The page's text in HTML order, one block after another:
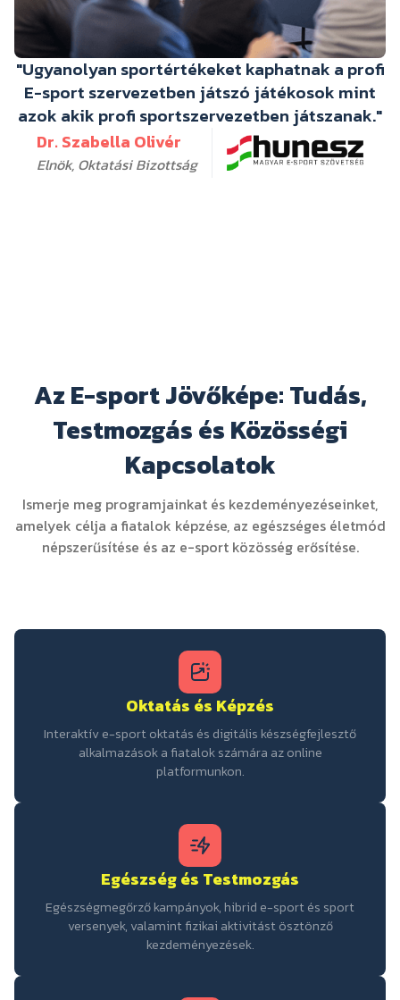
"Ugyanolyan sportértékeket kaphatnak a profi
E-sport szervezetben játszó játékosok mint
azok akik profi sportszervezetben játszanak."
Dr. Szabella Olivér
Elnök, Oktatási Bizottság
Az E-sport Jövőképe: Tudás,
Testmozgás és Közösségi
Kapcsolatok
Ismerje meg programjainkat és kezdeményezéseinket,
amelyek célja a fiatalok képzése, az egészséges életmód
népszerűsítése és az e-sport közösség erősítése.
Oktatás és Képzés
Interaktív e-sport oktatás és digitális készségfejlesztő
alkalmazások a fiatalok számára az online
platformunkon.
Egészség és Testmozgás
Egészségmegőrző kampányok, hibrid e-sport és sport
versenyek, valamint fizikai aktivitást ösztönző
kezdeményezések.